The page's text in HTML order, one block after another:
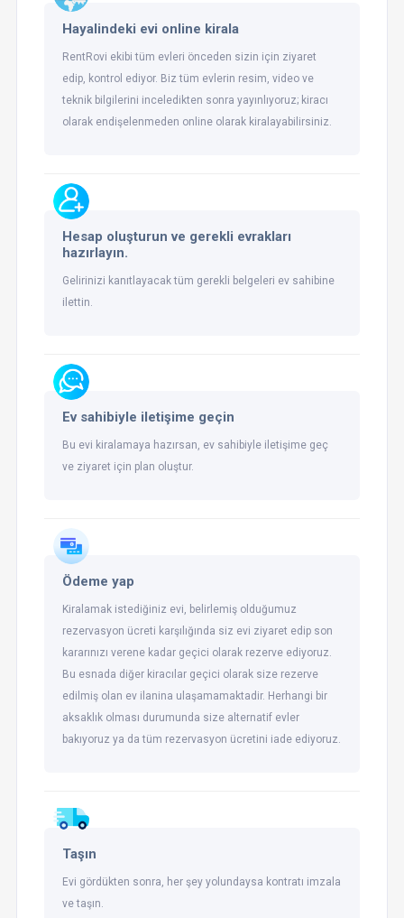
Hayalindeki evi online kirala
RentRovi ekibi tüm evleri önceden sizin için ziyaret
edip, kontrol ediyor. Biz tüm evlerin resim, video ve
teknik bilgilerini inceledikten sonra yayınlıyoruz; kiracı
olarak endişelenmeden online olarak kiralayabilirsiniz.
Hesap oluşturun ve gerekli evrakları
hazırlayın.
Gelirinizi kanıtlayacak tüm gerekli belgeleri ev sahibine
ilettin.
Ev sahibiyle iletişime geçin
Bu evi kiralamaya hazırsan, ev sahibiyle iletişime geç
ve ziyaret için plan oluştur.
Ödeme yap
Kiralamak istediğiniz evi, belirlemiş olduğumuz
rezervasyon ücreti karşılığında siz evi ziyaret edip son
kararınızı verene kadar geçici olarak rezerve ediyoruz.
Bu esnada diğer kiracılar geçici olarak size rezerve
edilmiş olan ev ilanina ulaşamamaktadir. Herhangi bir
aksaklık olması durumunda size alternatif evler
bakıyoruz ya da tüm rezervasyon ücretini iade ediyoruz.
Taşın
Evi gördükten sonra, her şey yolundaysa kontratı imzala
ve taşın.